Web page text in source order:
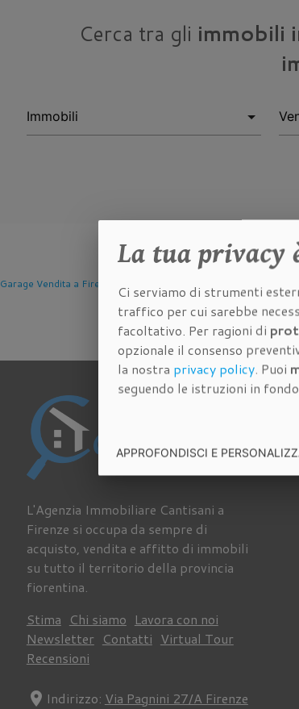
Cerca tra gli immobili
Garage Vendita a Scandicci
L'Agenzia Immobiliare Cantisani a
Firenze si occupa da sempre di
acquisto, vendita e affitto di immobili
su tutto il territorio della provincia
fiorentina.
Stima Chi siamo Lavora con noi
Newsletter Contatti Virtual Tour
Recensioni
location_on Indirizzo: Via Pagnini 27/A Firenze
La tuaprivacy
Ci serviamo di strumenti
traffico per cui sarebbe
facoltativo. Per ragioni di
opzionale il consenso
la nostra privacy policy. Puoi
seguendo le istruzioni in
APPROFONDISCI E